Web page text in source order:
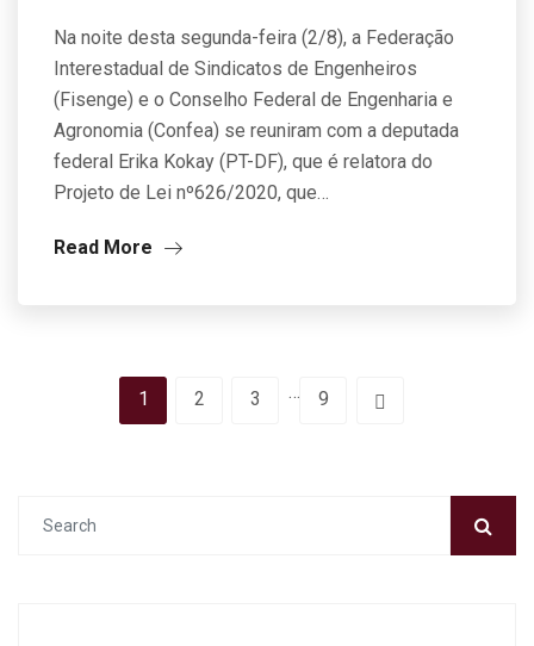
Na noite desta segunda-feira (2/8), a Federação
Interestadual de Sindicatos de Engenheiros
(Fisenge) e o Conselho Federal de Engenharia e
Agronomia (Confea) se reuniram com a deputada
federal Erika Kokay (PT-DF), que é relatora do
Projeto de Lei nº626/2020, que…
Read More
1 2 3 … 9